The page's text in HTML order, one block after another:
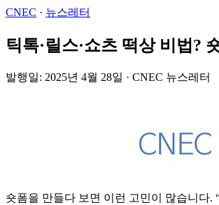
CNEC · 뉴스레터
틱톡·릴스·쇼츠 떡상 비법?
발행일: 2025년 4월 28일 · CNEC 뉴스레터
숏폼을 만들다 보면 이런 고민이 많습니다.